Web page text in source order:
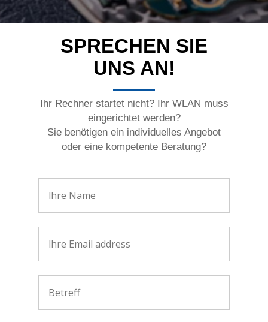
SPRECHEN SIE
UNS AN!
Ihr Rechner startet nicht? Ihr WLAN muss
eingerichtet werden?
Sie benötigen ein individuelles Angebot
oder eine kompetente Beratung?